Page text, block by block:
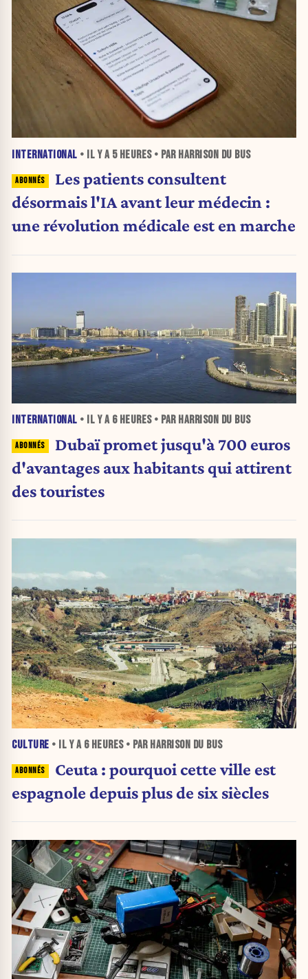
INTERNATIONAL • IL Y A 5 HEURES• PAR HARRISON DU BUS
Les patients consultent
désormais l'IA avant leur médecin :
une révolution médicale est en marche
INTERNATIONAL • IL Y A 6 HEURES• PAR HARRISON DU BUS
Dubaï promet jusqu'à 700 euros
d'avantages aux habitants qui attirent
des touristes
CULTURE • IL Y A 6 HEURES• PAR HARRISON DU BUS
Ceuta : pourquoi cette ville est
espagnole depuis plus de six siècles